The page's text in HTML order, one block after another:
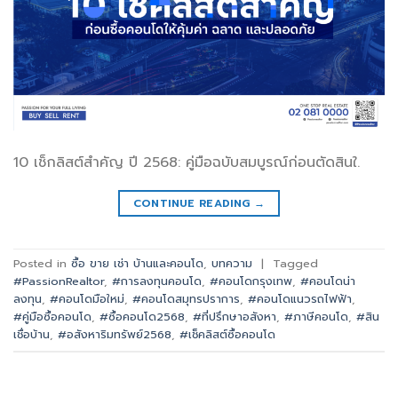
10 เช็กลิสต์สำคัญ ปี 2568: คู่มือฉบับสมบูรณ์ก่อนตัดสินใ.
CONTINUE READING →
Posted in ซื้อ ขาย เช่า บ้านและคอนโด, บทความ |
Tagged
#PassionRealtor, #การลงทุนคอนโด, #คอนโดกรุงเทพ, #คอนโดน่า
ลงทุน, #คอนโดมือใหม่, #คอนโดสมุทรปราการ, #คอนโดแนวรถไฟฟ้า,
#คู่มือซื้อคอนโด, #ซื้อคอนโด2568, #ที่ปรึกษาอสังหา, #ภาษีคอนโด, #สิน
เชื่อบ้าน, #อสังหาริมทรัพย์2568, #เช็คลิสต์ซื้อคอนโด